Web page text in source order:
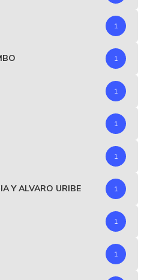
1
1
1
1
1
Y ALVARO URIBE 1
1
1